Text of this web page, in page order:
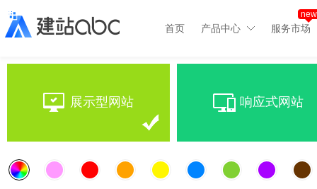
首页 产品中心 服务市场
new
展示型网站 响应式网站